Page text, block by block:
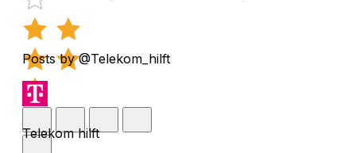
Posts by @Telekom_hilft
Telekom hilft